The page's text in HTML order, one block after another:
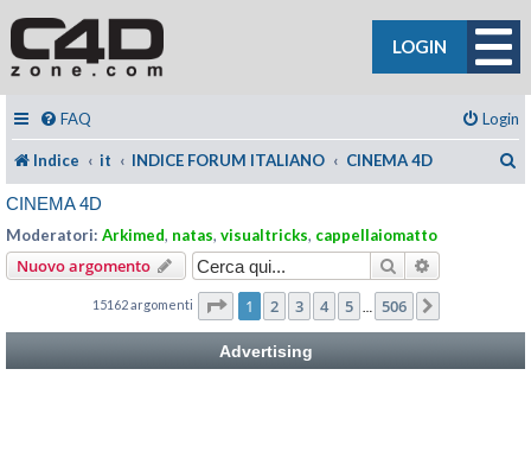
LOGIN
FAQ Login
Indice it INDICE FORUM ITALIANO CINEMA 4D
CINEMA 4D
Moderatori: Arkimed, natas, visualtricks, cappellaiomatto
Nuovo argomento Cerca
15162 argomenti Pagina di 506
1 2 3 4 5 506
Advertising